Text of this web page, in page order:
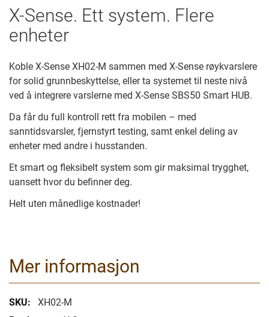
X-Sense. Ett system. Flere
enheter
Koble X-Sense XH02-M sammen med X-Sense røykvarslere
for solid grunnbeskyttelse, eller ta systemet til neste nivå
ved å integrere varslerne med X-Sense SBS50 Smart HUB.
Da får du full kontroll rett fra mobilen – med
sanntidsvarsler, fjernstyrt testing, samt enkel deling av
enheter med andre i husstanden.
Et smart og fleksibelt system som gir maksimal trygghet,
uansett hvor du befinner deg.
Helt uten månedlige kostnader!
Mer informasjon
Mer
XH02-M